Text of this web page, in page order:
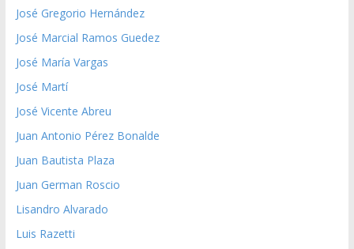
José Gregorio Hernández
José Marcial Ramos Guedez
José María Vargas
José Martí
José Vicente Abreu
Juan Antonio Pérez Bonalde
Juan Bautista Plaza
Juan German Roscio
Lisandro Alvarado
Luis Razetti